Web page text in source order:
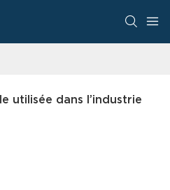
utilisée dans l’industrie